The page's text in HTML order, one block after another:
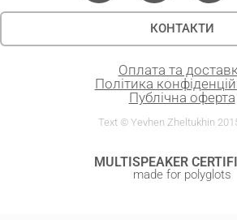
КОНТАКТИ
Оплата та
Політика
Публічна оферта
Text © Yevhen Zheltukhin
MULTISPEAKER
made for polyglots